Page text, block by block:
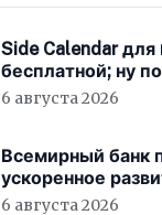
Side Calendar для
бесплатной; ну
6 августа 2026
Всемирный банк
ускоренное
стран за счёт ИИ
6 августа 2026